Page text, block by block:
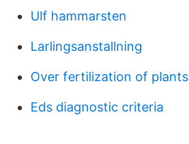
Ulf hammarsten
Larlingsanstallning
Over fertilization of plants
Eds diagnostic criteria